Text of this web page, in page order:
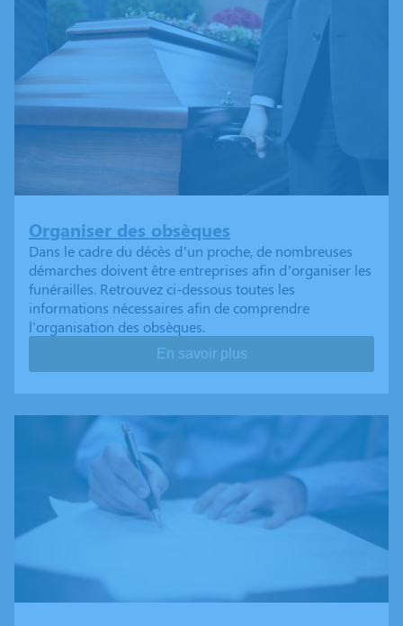
Organiser des obsèques
Dans le cadre du décès d’un proche, de nombreuses
démarches doivent être entreprises afin d’organiser les
funérailles. Retrouvez ci-dessous toutes les
informations nécessaires afin de comprendre
l'organisation des obsèques.
En savoir plus